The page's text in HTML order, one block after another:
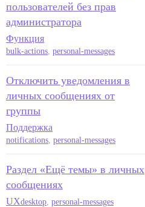
пользователей без прав
администратора
Функция
bulk-actions, personal-messages
Отключить уведомления в
личных сообщениях от
группы
Поддержка
notifications, personal-messages
Раздел «Ещё темы» в личных
сообщениях
UXdesktop personal-messages